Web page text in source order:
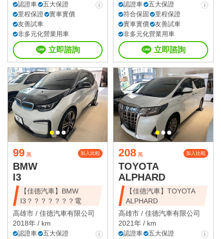
認證車
五大保證
里程保證
實車實價
友善試車
非多元化營業用車
立即諮詢
認證車
五大保證
符合保固
里程保證
實車實價
友善試車
非多元化營業用車
立即諮詢
99 萬 加入比較
BMW
I3
【佳德汽車】BMW
I3？？？？？？？電
高雄市 / 佳德汽車有限公司
2018年 / km
認證車
五大保證
208 萬 加入比較
TOYOTA
ALPHARD
【佳德汽車】TOYOTA
ALPHARD
高雄市 / 佳德汽車有限公司
2021年 / km
認證車
五大保證